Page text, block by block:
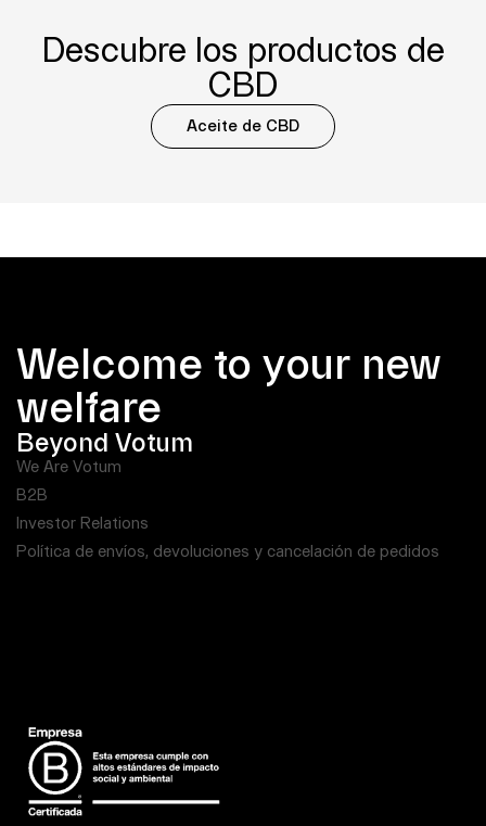
Descubre los productos de
CBD
Aceite de CBD
Welcome to your new
welfare
Beyond Votum
We Are Votum
B2B
Investor Relations
Política de envíos, devoluciones y cancelación de pedidos